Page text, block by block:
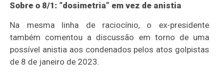
Sobre o 8/1: “dosimetria” em vez de anistia
Na mesma linha de raciocínio, o ex-presidente
também comentou a discussão em torno de uma
possível anistia aos condenados pelos atos golpistas
de 8 de janeiro de 2023.